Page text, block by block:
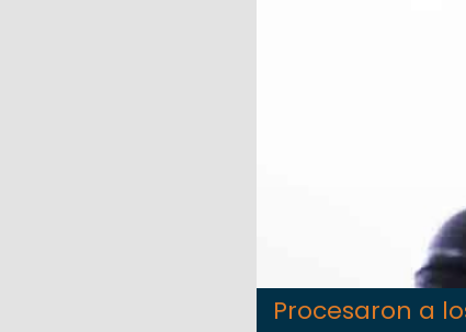
Procesaron a